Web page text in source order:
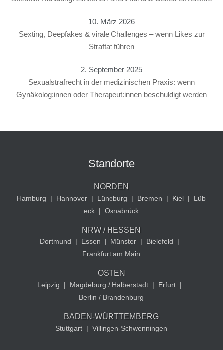
10. März 2026
Sexting, Deepfakes & virale Challenges – wenn Likes zur
Straftat führen
2. September 2025
Sexualstrafrecht in der medizinischen Praxis: wenn
Gynäkolog:innen oder Therapeut:innen beschuldigt werden
Standorte
NORDEN
Hamburg | Hannover | Lüneburg | Bremen | Kiel |
Lüb
eck | Osnabrück
NRW / HESSEN
Dortmund | Essen | Münster | Bielefeld
|
Frankfurt am Main
OSTEN
Leipzig | Magdeburg / Halberstadt | Erfurt |
Berlin / Brandenburg
BADEN-WÜRTTEMBERG
Stuttgart | Villingen-Schwenningen